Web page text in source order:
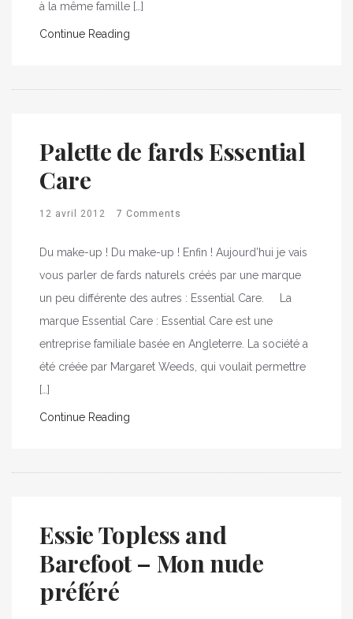
à la même famille […]
Continue Reading
Palette de fards Essential
Care
12 avril 2012 7 Comments
Du make-up ! Du make-up ! Enfin ! Aujourd’hui je vais
vous parler de fards naturels créés par une marque
un peu différente des autres : Essential Care. La
marque Essential Care : Essential Care est une
entreprise familiale basée en Angleterre. La société a
été créée par Margaret Weeds, qui voulait permettre
[…]
Continue Reading
Essie Topless and
Barefoot – Mon nude
préféré